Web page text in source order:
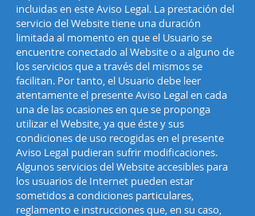
incluidas en este Aviso Legal. La prestación del
servicio del Website tiene una duración
limitada al momento en que el Usuario se
encuentre conectado al Website o a alguno de
los servicios que a través del mismos se
facilitan. Por tanto, el Usuario debe leer
atentamente el presente Aviso Legal en cada
una de las ocasiones en que se proponga
utilizar el Website, ya que éste y sus
condiciones de uso recogidas en el presente
Aviso Legal pudieran sufrir modificaciones.
Algunos servicios del Website accesibles para
los usuarios de Internet pueden estar
sometidos a condiciones particulares,
reglamento e instrucciones que, en su caso,